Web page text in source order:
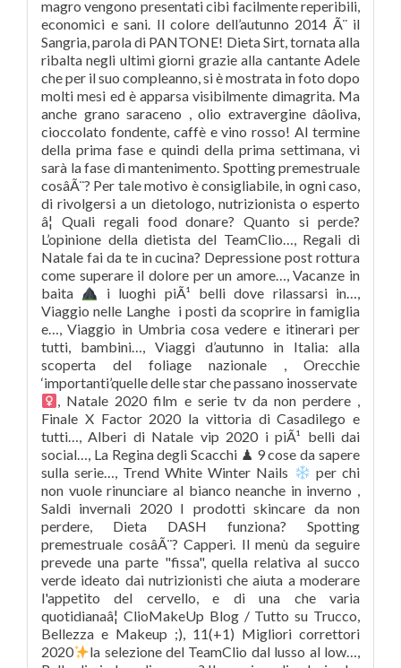
magro vengono presentati cibi facilmente reperibili,
economici e sani. Il colore dell’autunno 2014 Ã¨ il
Sangria, parola di PANTONE! Dieta Sirt, tornata alla
ribalta negli ultimi giorni grazie alla cantante Adele
che per il suo compleanno, si è mostrata in foto dopo
molti mesi ed è apparsa visibilmente dimagrita. Ma
anche grano saraceno , olio extravergine dâoliva,
cioccolato fondente, caffè e vino rosso! Al termine
della prima fase e quindi della prima settimana, vi
sarà la fase di mantenimento. Spotting premestruale
cosâÃ¨? Per tale motivo è consigliabile, in ogni caso,
di rivolgersi a un dietologo, nutrizionista o esperto
â¦ Quali regali food donare? Quanto si perde?
L’opinione della dietista del TeamClio…, Regali di
Natale fai da te in cucina? Depressione post rottura
come superare il dolore per un amore…, Vacanze in
baita
i luoghi piÃ¹ belli dove rilassarsi in…,
Viaggio nelle Langhe i posti da scoprire in famiglia
e…, Viaggio in Umbria cosa vedere e itinerari per
tutti, bambini…, Viaggi d’autunno in Italia: alla
scoperta del foliage nazionale , Orecchie
‘importanti’quelle delle star che passano inosservate ‍
, Natale 2020 film e serie tv da non perdere ,
Finale X Factor 2020 la vittoria di Casadilego e
tutti…, Alberi di Natale vip 2020 i piÃ¹ belli dai
social…, La Regina degli Scacchi ♟ 9 cose da sapere
sulla serie…, Trend White Winter Nails
per chi
non vuole rinunciare al bianco neanche in inverno ,
Saldi invernali 2020 I prodotti skincare da non
perdere, Dieta DASH funziona? Spotting
premestruale cosâÃ¨? Capperi. Il menù da seguire
prevede una parte "fissa", quella relativa al succo
verde ideato dai nutrizionisti che aiuta a moderare
l'appetito del cervello, e di una che varia
quotidianaâ¦ ClioMakeUp Blog / Tutto su Trucco,
Bellezza e Makeup ;), 11(+1) Migliori correttori
2020
la selezione del TeamClio dal lusso al low…,